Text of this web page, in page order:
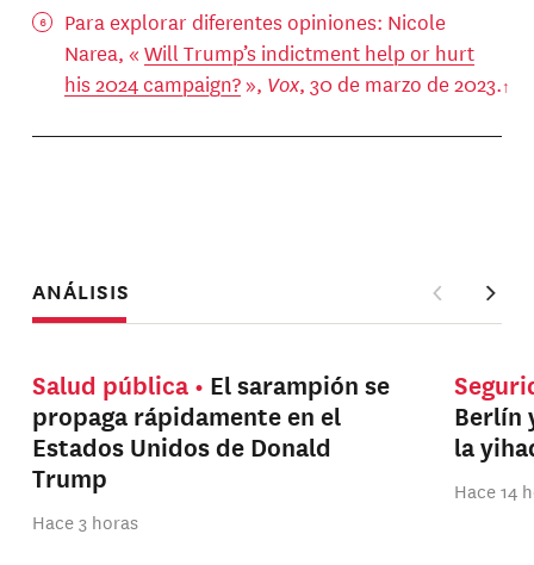
Para explorar diferentes opiniones: Nicole
Narea, « Will Trump’s indictment help or hurt
his 2024 campaign?», Vox, 30 de marzo de 2023.
ANÁLISIS
Salud pública
El sarampión se
propaga rápidamente en el
Estados Unidos de Donald
Trump
Hace 3 horas
Berlín
la
Hace 14